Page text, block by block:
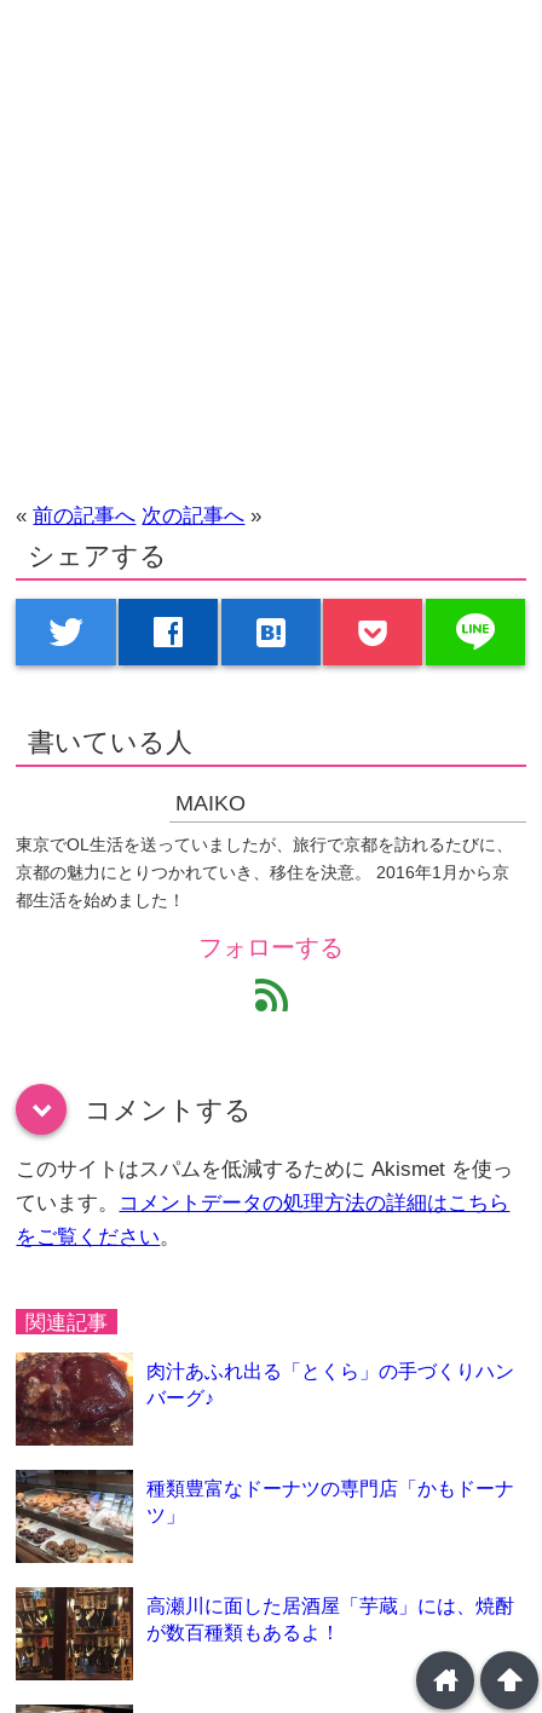
«前の記事へ 次の記事へ »
シェアする
twitter facebook hatenabookmark line
書いている人
MAIKO
東京でOL生活を送っていましたが、旅行で京都を訪れるたびに、
京都の魅力にとりつかれていき、移住を決意。 2016年1月から京
都生活を始めました！
フォローする
feed
down コメントする
このサイトはスパムを低減するために Akismet を使っ
ています。 コメントデータの処理方法の詳細はこちら
をご覧ください。
関連記事
肉汁あふれ出る「とくら」の手づくりハン
バーグ♪
種類豊富なドーナツの専門店「かもドーナ
ツ」
高瀬川に面した居酒屋「芋蔵」には、焼酎
が数百種類もあるよ！
arrowup
home